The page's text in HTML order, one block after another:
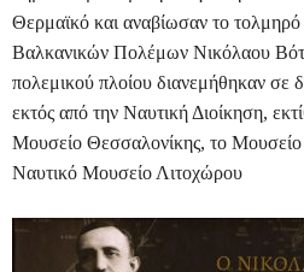
Θερμαϊκό και αναβίωσαν το
Βαλκανικών Πολέμων Νικόλαου
πολεμικού πλοίου διανεμήθηκαν σε
εκτός από την Ναυτική Διοίκηση,
Μουσείο Θεσσαλονίκης, το
Ναυτικό Μουσείο Λιτοχώρου